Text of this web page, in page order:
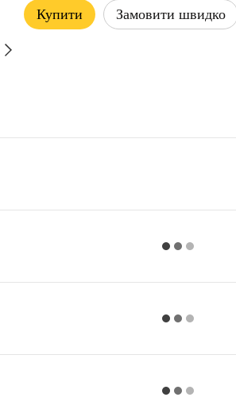
Купити Замовити швидко